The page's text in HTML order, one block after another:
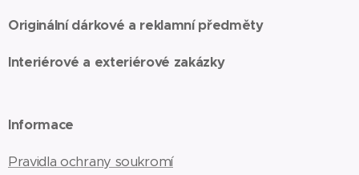
Originální dárkové a reklamní předměty
Interiérové a exteriérové zakázky
Informace
Pravidla ochrany soukromí